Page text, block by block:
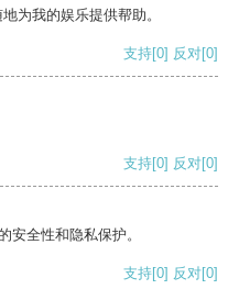
为我的娱乐提供帮助。
支持[0] 反对[0]
支持[0] 反对[0]
安全性和隐私保护。
支持[0] 反对[0]